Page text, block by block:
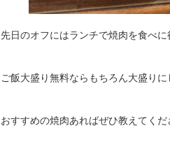
先日のオフにはランチで焼肉を食べ
ご飯大盛り無料ならもちろん大盛りに
おすすめの焼肉あればぜひ教えてく